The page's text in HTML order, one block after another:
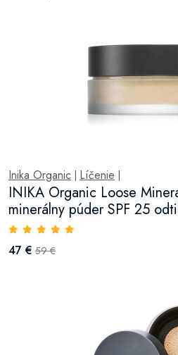
Inika Organic Líčenie
INIKA Organic Loose
minerálny púder SPF 25
47 € 59 €